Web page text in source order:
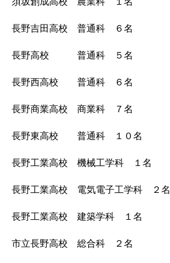
長野吉田高校 普通科 ６名
長野高校 普通科 ５名
長野西高校 普通科 ６ 名
長野商業高校 商業科 ７名
長野東高校 普通科 １０名
長野工業高校 機械工学科 １名
長野工業高校 電気電子工学科 ２名
長野工業高校 建築学科 １名
市立長野高校 総合科 ２名